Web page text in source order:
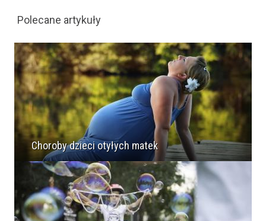
Polecane artykuły
Choroby dzieci otyłych matek